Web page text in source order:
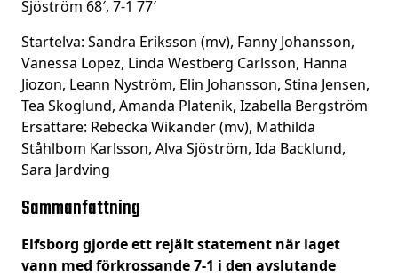
Sjöström 68′, 7-1 77′
Startelva: Sandra Eriksson (mv), Fanny Johansson,
Vanessa Lopez, Linda Westberg Carlsson, Hanna
Jiozon, Leann Nyström, Elin Johansson, Stina Jensen,
Tea Skoglund, Amanda Platenik, Izabella Bergström
Ersättare: Rebecka Wikander (mv), Mathilda
Ståhlbom Karlsson, Alva Sjöström, Ida Backlund,
Sara Jardving
Sammanfattning
Elfsborg gjorde ett rejält statement när laget
vann med förkrossande 7-1 i den avslutande